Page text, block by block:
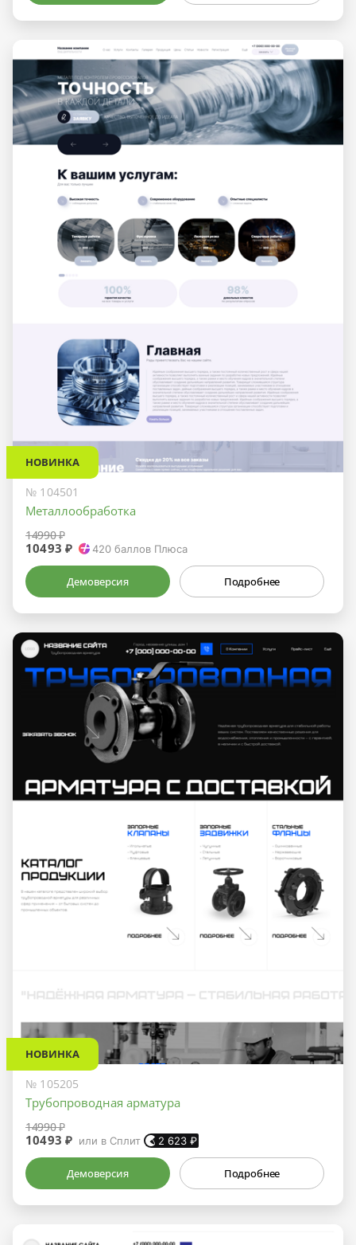
НОВИНКА
№ 104501
Металлообработка
14990 ₽
10493 ₽ 420 баллов Плюса
Демоверсия Подробнее
НОВИНКА
№ 105205
Трубопроводная арматура
14990 ₽
10493 ₽ или в Сплит 2 623 ₽
Демоверсия Подробнее